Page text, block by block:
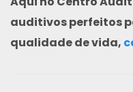
auditivos perfeitos
qualidade de vida,